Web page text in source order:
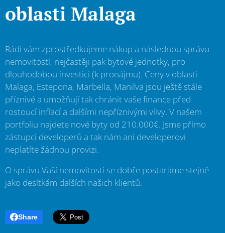
oblasti Malaga
Rádi vám zprostředkujeme nákup a následnou správu
nemovitostí, nejčastěji pak bytové jednotky, pro
dlouhodobou investici (k pronájmu). Ceny v oblasti
Malaga, Estepona, Marbella, Manilva jsou ještě stále
příznivé a umožňují tak chránit vaše finance před
rostoucí inflací a dalšími nepříznivými vlivy. V našem
portfoliu najdete nové byty od 210.000€. Jsme přímo
zástupci developerů a tak nám ani developerovi
neplatíte žádnou provizi.
O správu Vaší nemovitosti se dobře postaráme stejně
jako desítkám dalších našich klientů.
Share